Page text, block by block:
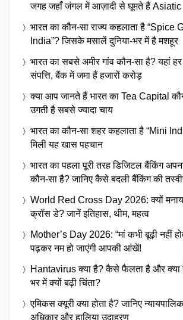
जगह जहाँ जंगल में आज़ादी से घूमते हैं
भारत का कौन-सा राज्य कहलाता है “Spice
India”? जिसके मसालें दुनिया-भर में है मशहूर
भारत का सबसे अमीर गांव कौन-सा है? यहां
संपत्ति, बैंक में जमा हैं हजारों करोड़
क्या आप जानते हैं भारत का Tea Capital
उगती है सबसे ज्यादा चाय
भारत का कौन-सा शहर कहलाता है “Mini
मिली यह खास पहचान
भारत का पहला पूरी तरह डिजिटल बैंकिंग
कौन-सा है? जानिए कैसे बदली बैंकिंग की
World Red Cross Day 2026: क्यों
क्रॉस डे? जानें इतिहास, थीम, महत्व
Mother’s Day 2026: “मां कभी बूढ़ी नहीं
पढ़कर नम हो जाएंगी आपकी आंखें!
Hantavirus क्या है? कैसे फैलता है और क्या
भर में क्यों बढ़ी चिंता?
एमिकस क्यूरी क्या होता है? जानिए
अधिकार और हालिया उदाहरण